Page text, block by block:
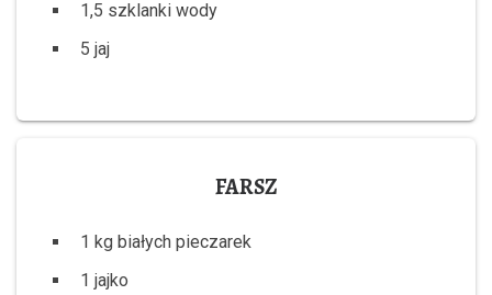
1,5 szklanki wody
5 jaj
FARSZ
1 kg białych pieczarek
1 jajko